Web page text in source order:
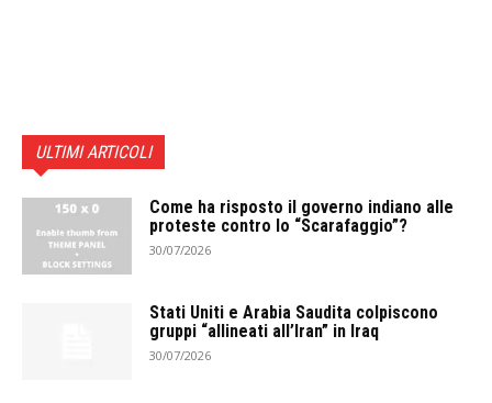
ULTIMI ARTICOLI
Come ha risposto il governo indiano alle
proteste contro lo “Scarafaggio”?
30/07/2026
Stati Uniti e Arabia Saudita colpiscono
gruppi “allineati all’Iran” in Iraq
30/07/2026